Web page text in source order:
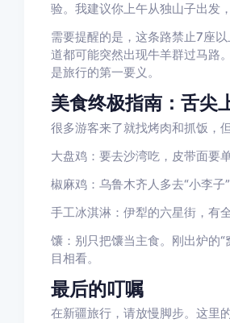
验。我建议你上午从独山子出发
需要提醒的是，这条路禁止7座
道都可能突然出现牛羊群过马路
是旅行的第一要义。
美食终极指南：舌尖
很多游客来了就找烤肉和抓饭，
大盘鸡：要去沙湾吃，皮带面要
椒麻鸡：乌鲁木齐人多去“小李子
手工冰淇淋：伊犁的六星街，有
馕：别只把馕当主食。刚出炉的
目相看。
最后的叮嘱
在新疆旅行，请放慢脚步。这里